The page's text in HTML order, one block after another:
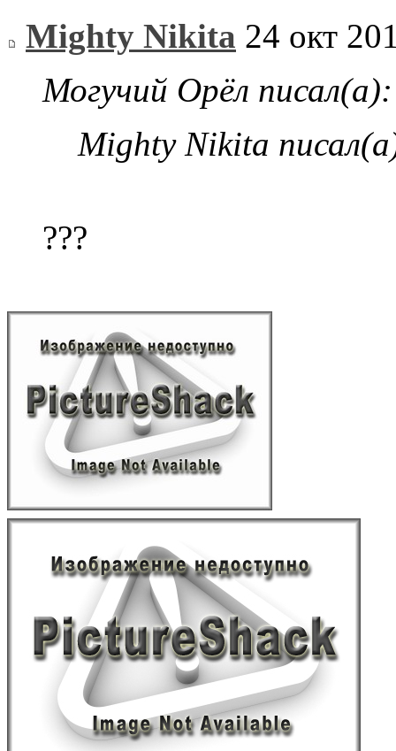
Mighty Nikita 24 окт
Могучий Орёл писал(а):
Mighty Nikita
???